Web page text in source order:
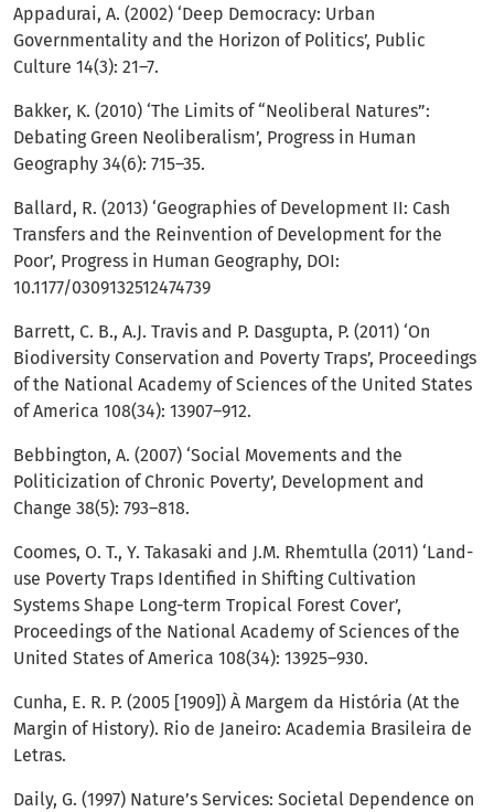
Appadurai, A. (2002) ‘Deep Democracy: Urban
Governmentality and the Horizon of Politics’, Public
Culture 14(3): 21–7.
Bakker, K. (2010) ‘The Limits of “Neoliberal Natures”:
Debating Green Neoliberalism’, Progress in Human
Geography 34(6): 715–35.
Ballard, R. (2013) ‘Geographies of Development II: Cash
Transfers and the Reinvention of Development for the
Poor’, Progress in Human Geography, DOI:
10.1177/0309132512474739
Barrett, C. B., A.J. Travis and P. Dasgupta, P. (2011) ‘On
Biodiversity Conservation and Poverty Traps’, Proceedings
of the National Academy of Sciences of the United States
of America 108(34): 13907–912.
Bebbington, A. (2007) ‘Social Movements and the
Politicization of Chronic Poverty’, Development and
Change 38(5): 793–818.
Coomes, O. T., Y. Takasaki and J.M. Rhemtulla (2011) ‘Land-
use Poverty Traps Identified in Shifting Cultivation
Systems Shape Long-term Tropical Forest Cover’,
Proceedings of the National Academy of Sciences of the
United States of America 108(34): 13925–930.
Cunha, E. R. P. (2005 [1909]) À Margem da História (At the
Margin of History). Rio de Janeiro: Academia Brasileira de
Letras.
Daily, G. (1997) Nature’s Services: Societal Dependence on